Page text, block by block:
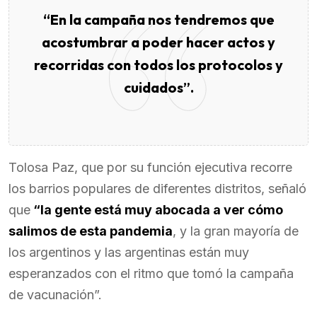
“En la campaña nos tendremos que
acostumbrar a poder hacer actos y
recorridas con todos los protocolos y
cuidados”.
Tolosa Paz, que por su función ejecutiva recorre
los barrios populares de diferentes distritos, señaló
que “la gente está muy abocada a ver cómo
salimos de esta pandemia, y la gran mayoría de
los argentinos y las argentinas están muy
esperanzados con el ritmo que tomó la campaña
de vacunación”.